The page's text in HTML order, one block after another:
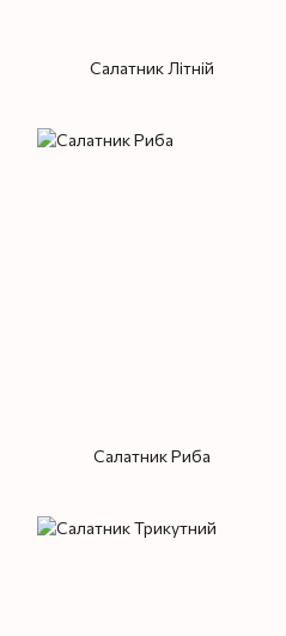
Салатник Літній
Салатник Риба